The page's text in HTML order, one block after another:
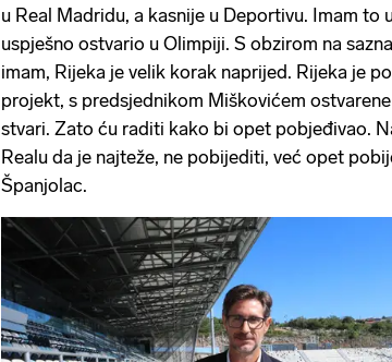
u Real Madridu, a kasnije u Deportivu. Imam to
uspješno ostvario u Olimpiji. S obzirom na
imam, Rijeka je velik korak naprijed. Rijeka je
projekt, s predsjednikom Miškovićem
stvari. Zato ću raditi kako bi opet pobjeđivao.
Realu da je najteže, ne pobijediti, već opet
Španjolac.